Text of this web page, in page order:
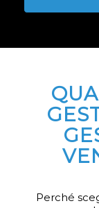
Perché